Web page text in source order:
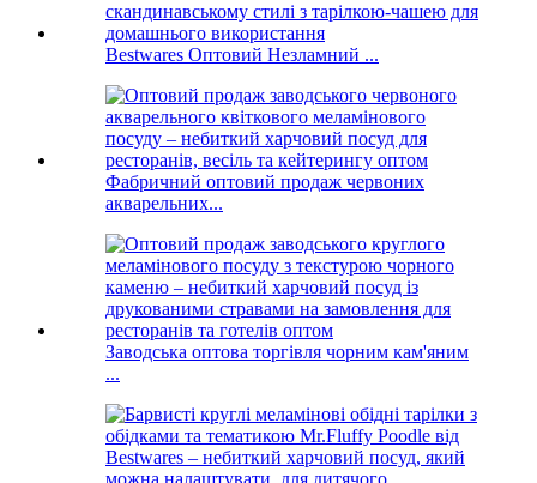
Bestwares Оптовий Незламний ...
Фабричний оптовий продаж червоних
акварельних...
Заводська оптова торгівля чорним кам'яним
...